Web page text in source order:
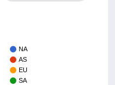
NA
AS
EU
SA